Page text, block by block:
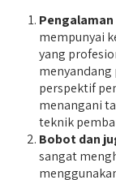
mempunyai
yang
perspektif
menangani
teknik
Bobot dan
sangat